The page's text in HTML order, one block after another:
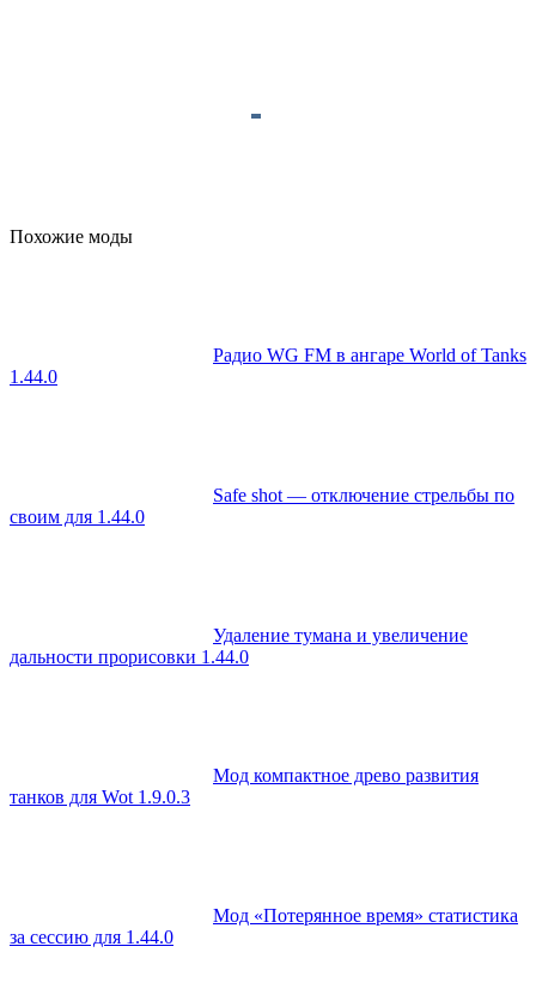
Похожие моды
Радио WG FM в ангаре World of Tanks
1.44.0
Safe shot — отключение стрельбы по
своим для 1.44.0
Удаление тумана и увеличение
дальности прорисовки 1.44.0
Мод компактное древо развития
танков для Wot 1.9.0.3
Мод «Потерянное время» статистика
за сессию для 1.44.0